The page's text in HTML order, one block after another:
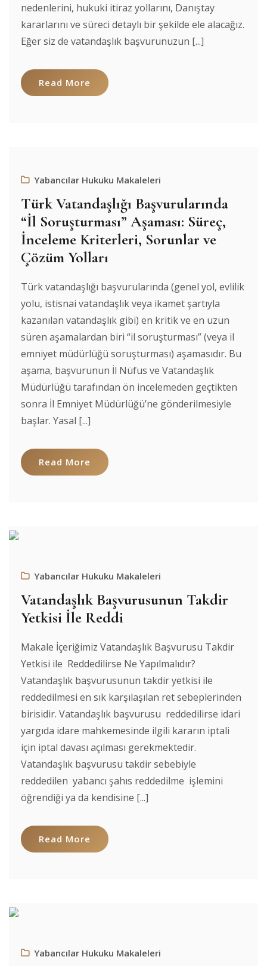
nedenlerini, hukuki itiraz yollarını, Danıştay
kararlarını ve süreci detaylı bir şekilde ele alacağız.
Eğer siz de vatandaşlık başvurunuzun [...]
Read More
Yabancılar Hukuku Makaleleri
Türk Vatandaşlığı Başvurularında
“İl Soruşturması” Aşaması: Süreç,
İnceleme Kriterleri, Sorunlar ve
Çözüm Yolları
Türk vatandaşlığı başvurularında (genel yol, evlilik
yolu, istisnai vatandaşlık veya ikamet şartıyla
kazanılan vatandaşlık gibi) en kritik ve en uzun
süren aşamalardan biri “il soruşturması” (veya il
emniyet müdürlüğü soruşturması) aşamasıdır. Bu
aşama, başvurunun İl Nüfus ve Vatandaşlık
Müdürlüğü tarafından ön incelemeden geçtikten
sonra İl Emniyet Müdürlüğü’ne gönderilmesiyle
başlar. Yasal [...]
Read More
Yabancılar Hukuku Makaleleri
Vatandaşlık Başvurusunun Takdir
Yetkisi İle Reddi
Makale İçeriğimiz Vatandaşlık Başvurusu Takdir
Yetkisi ile Reddedilirse Ne Yapılmalıdır?
Vatandaşlık başvurusunun takdir yetkisi ile
reddedilmesi en sık karşılaşılan ret sebeplerinden
birisidir. Vatandaşlık başvurusu reddedilirse idari
yargıda idare mahkemesinde ilgili kararın iptali
için iptal davası açılması gerekmektedir.
Vatandaşlık başvurusu takdir sebebiyle
reddedilen yabancı şahıs reddedilme işlemini
öğrendiği ya da kendisine [...]
Read More
Yabancılar Hukuku Makaleleri